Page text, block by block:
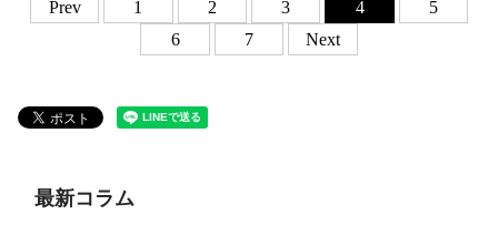
Prev 1 2 3 4
5
6
7 Next
最新コラム